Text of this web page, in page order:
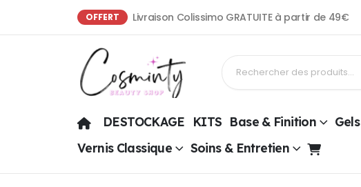
OFFERT Livraison Colissimo GRATUITE à partir de 49€
DESTOCKAGE KITS Base & Finition Gels
Vernis Classique
Soins & Entretien